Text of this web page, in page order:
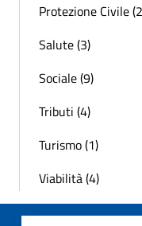
Protezione Civile
Salute (3)
Sociale (9)
Tributi (4)
Turismo (1)
Viabilità (4)